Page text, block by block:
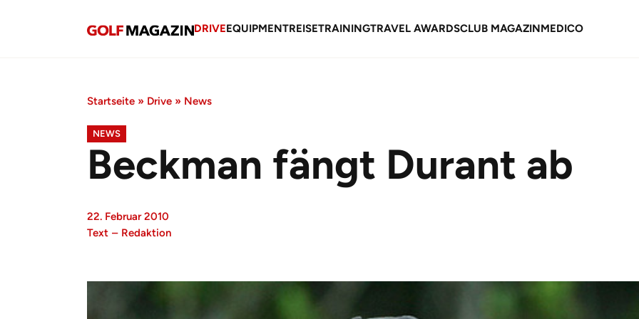
DRIVEEQUIPMENTREISETRAININGTRAVEL AWARDSCLUB MAGAZINMEDICO
Startseite » Drive » News
NEWS
Beckman fängt Durant ab
22. Februar 2010
Text – Redaktion